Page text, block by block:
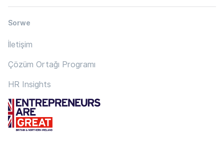
Sorwe
İletişim
Çözüm Ortağı Programı
HR Insights